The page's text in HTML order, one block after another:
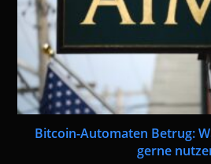
Bitcoin-Automaten Betrug:
gerne